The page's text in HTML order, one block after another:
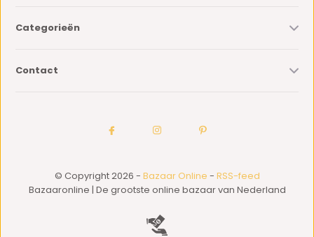
Categorieën
Contact
© Copyright 2026 - Bazaar Online - RSS-feed
Bazaaronline | De grootste online bazaar van Nederland